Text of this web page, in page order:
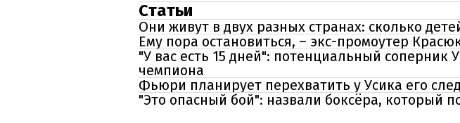
Статьи
Они живут в двух разных странах: сколько
Ему пора остановиться, – экс-промоутер
"У вас есть 15 дней": потенциальный соперник
чемпиона
Фьюри планирует перехватить у Усика его
"Это опасный бой": назвали боксёра, который